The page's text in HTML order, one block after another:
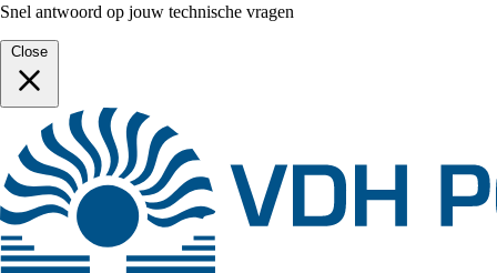
Snel antwoord op jouw technische vragen
Close